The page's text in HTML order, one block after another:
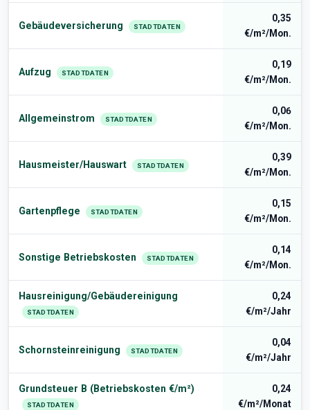
Gebäudeversicherung STADTDATEN
0,35
€/m²/Mon.
Aufzug STADTDATEN
0,19
€/m²/Mon.
Allgemeinstrom STADTDATEN
0,06
€/m²/Mon.
Hausmeister/Hauswart STADTDATEN
0,39
€/m²/Mon.
Gartenpflege STADTDATEN
0,15
€/m²/Mon.
Sonstige Betriebskosten STADTDATEN
0,14
€/m²/Mon.
Hausreinigung/Gebäudereinigung
STADTDATEN
0,24
€/m²/Jahr
Schornsteinreinigung STADTDATEN
0,04
€/m²/Jahr
Grundsteuer B (Betriebskosten €/m²)
STADTDATEN
0,24
€/m²/Monat